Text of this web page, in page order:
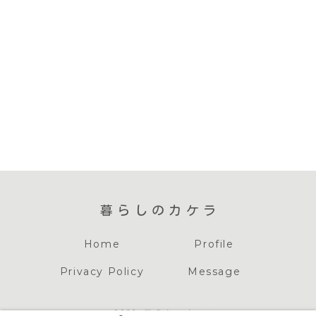
暮らしのカケラ
Home Profile
Privacy Policy Message
© 2022 暮らしのカケラ